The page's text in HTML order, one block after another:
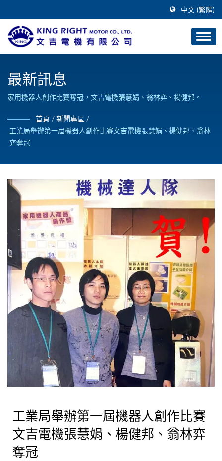
中文 (繁體)
最新訊息
家用機器人創作比賽奪冠，文吉電機張慧娟、翁林弈、楊健邦。
首頁 / 新聞專區 /
工業局舉辦第一屆機器人創作比賽文吉電機張慧娟、楊健邦、翁林
弈奪冠
工業局舉辦第一屆機器人創作比賽
文吉電機張慧娟、楊健邦、翁林弈
奪冠